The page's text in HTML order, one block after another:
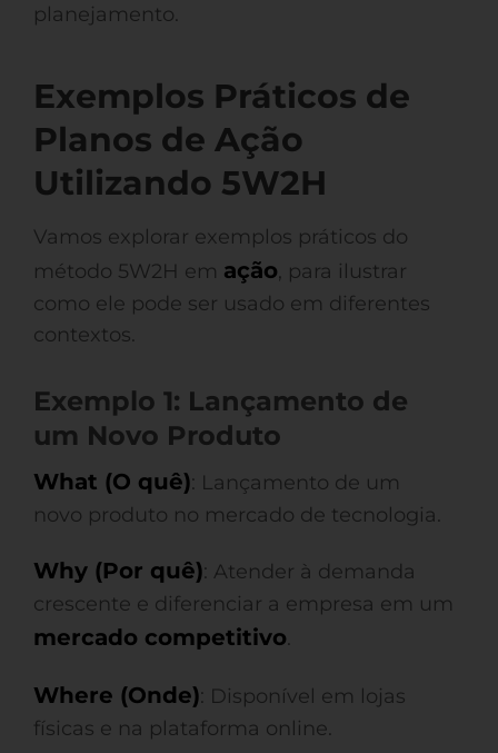
planejamento.
Exemplos Práticos de
Planos de Ação
Utilizando 5W2H
Vamos explorar exemplos práticos do
método 5W2H em ação, para ilustrar
como ele pode ser usado em diferentes
contextos.
Exemplo 1: Lançamento de
um Novo Produto
What (O quê): Lançamento de um
novo produto no mercado de tecnologia.
Why (Por quê): Atender à demanda
crescente e diferenciar a empresa em um
mercado competitivo.
Where (Onde): Disponível em lojas
físicas e na plataforma online.